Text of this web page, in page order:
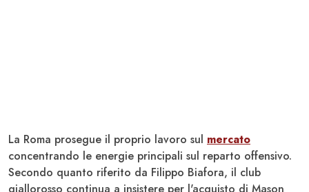
La Roma prosegue il proprio lavoro sul mercato
concentrando le energie principali sul reparto offensivo.
Secondo quanto riferito da Filippo Biafora, il club
giallorosso continua a insistere per l'acquisto di Mason